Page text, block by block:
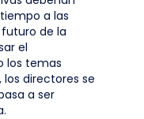
a las
de la
el
los temas
directores se
a ser